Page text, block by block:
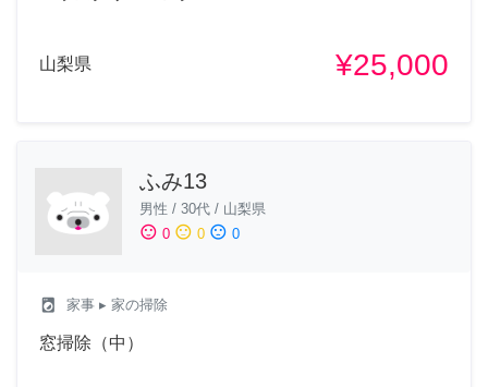
山梨県 ¥25,000
ふみ13
男性 / 30代 / 山梨県
sentiment_satisfied 0 sentiment_neutral 0 sentiment_dissatisfied 0
local_laundry_service 家事 ▸ 家の掃除
窓掃除（中）